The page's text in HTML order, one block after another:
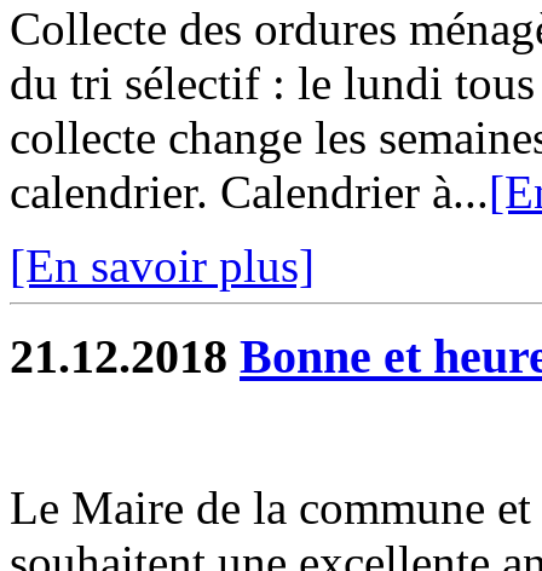
Collecte des ordures
du tri sélectif : le lundi
collecte change les
calendrier. Calendrier à...
[En savoir plus]
21.12.2018 Bonne et
Le Maire de la commune